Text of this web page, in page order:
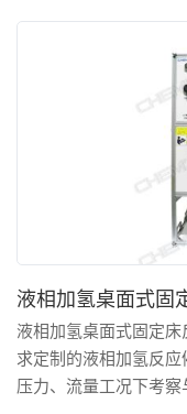
（Windows）或手机
液相加氢桌面式固
液相加氢桌面式固定
求定制的液相加氢反应
压力、流量工况下考